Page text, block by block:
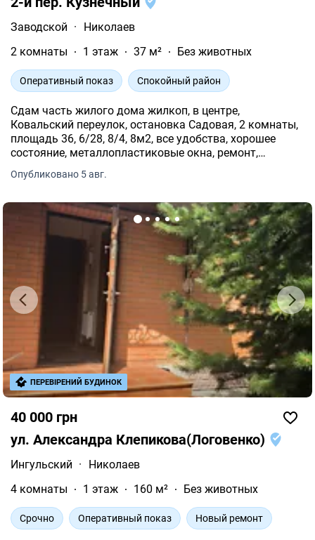
Заводской ·
Николаев
2 комнаты
1 этаж 37 м² Без животных
Оперативный показ Спокойный район
Сдам часть жилого дома жилкоп, в центре,
Ковальский переулок, остановка Садовая, 2 комнаты,
площадь 36, 6/28, 8/4, 8м2, все удобства, хорошее
состояние, металлопластиковые окна, ремонт,
раздельный санузел, душ, газовая колонка,
индивидуальное отопление газовым котлом.
Опубликовано 5 авг.
40 000 грн
ул. Александра Клепикова(Логовенко)
Ингульский ·
Николаев
4 комнаты
1 этаж 160 м² Без животных
Срочно Оперативный показ Новый ремонт
ПЕРЕВІРЕНИЙ БУДИНОК